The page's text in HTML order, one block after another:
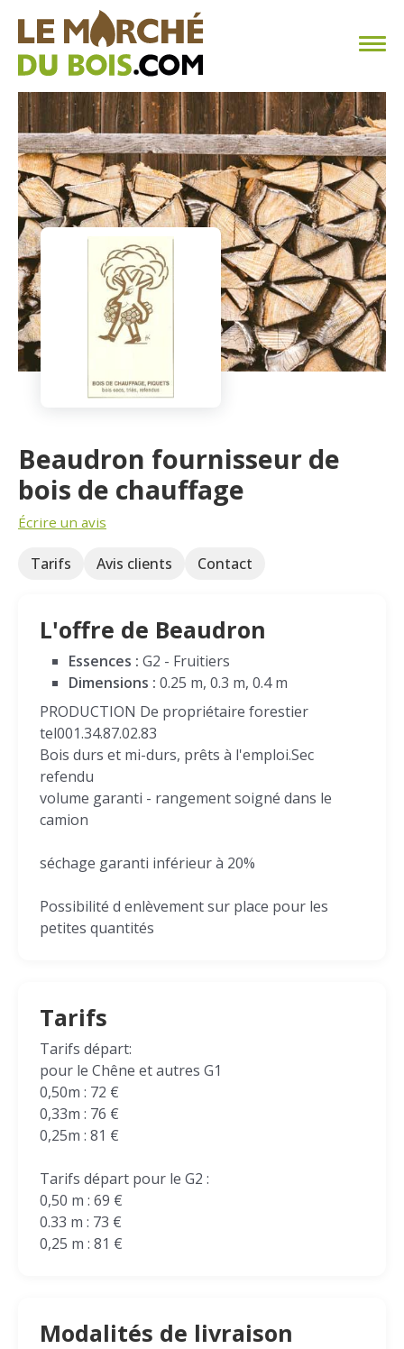
CHAUFFAGE AU BOIS
FAQ
CALCULER SA CONSOMMATION
TROUVER SON FOURNISSEUR
BLOG
ESPACE PRO
Beaudron fournisseur de
bois de chauffage
Écrire un avis
Tarifs Avis clients Contact
L'offre de Beaudron
Essences : G2 - Fruitiers
Dimensions : 0.25 m, 0.3 m, 0.4 m
PRODUCTION De propriétaire forestier
tel001.34.87.02.83
Bois durs et mi-durs, prêts à l'emploi.Sec
refendu
volume garanti - rangement soigné dans le
camion
séchage garanti inférieur à 20%
Possibilité d enlèvement sur place pour les
petites quantités
Tarifs
Tarifs départ:
pour le Chêne et autres G1
0,50m : 72 €
0,33m : 76 €
0,25m : 81 €
Tarifs départ pour le G2 :
0,50 m : 69 €
0.33 m : 73 €
0,25 m : 81 €
Modalités de livraison